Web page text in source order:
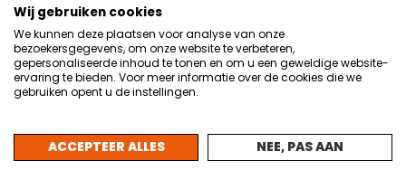
22 juli 2026
Partner in de Hi Light: Taggl borgt praktijkkennis
met AI
30 juni 2026
Meer nieuws
Wij gebruiken cookies
We kunnen deze plaatsen voor analyse van onze
bezoekersgegevens, om onze website te verbeteren,
gepersonaliseerde inhoud te tonen en om u een geweldige website-
ervaring te bieden. Voor meer informatie over de cookies die we
gebruiken opent u de instellingen.
ACCEPTEER ALLES NEE, PAS AAN